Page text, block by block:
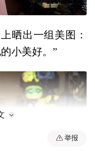
晒出一组美图：
小美好。”
举报